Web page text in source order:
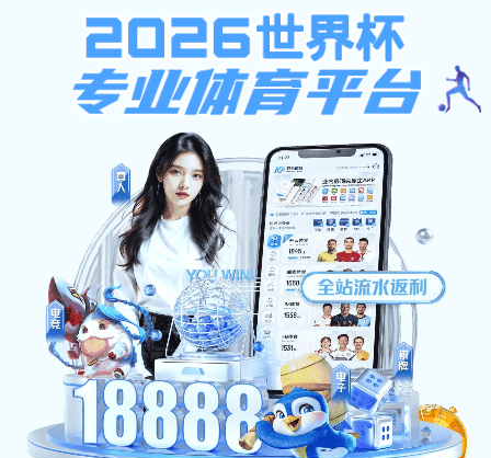
皇冠会员登录
提示：访问地址无效，错误的模板参数，siteId=264, tplId=1678,
columnId=7807, pageType=3！
首页 关闭此页
皇冠会员登录-浙江中南建设集团